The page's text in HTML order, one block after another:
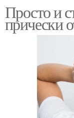
Просто и
прически